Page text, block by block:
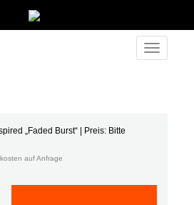
Toggle
„Faded Burst“ | Preis: Bitte
auf Anfrage